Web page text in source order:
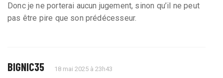
Donc je ne porterai aucun jugement, sinon qu’il ne peut
pas être pire que son prédécesseur.
BIGNIC35 18 mai 2025 à 23h43